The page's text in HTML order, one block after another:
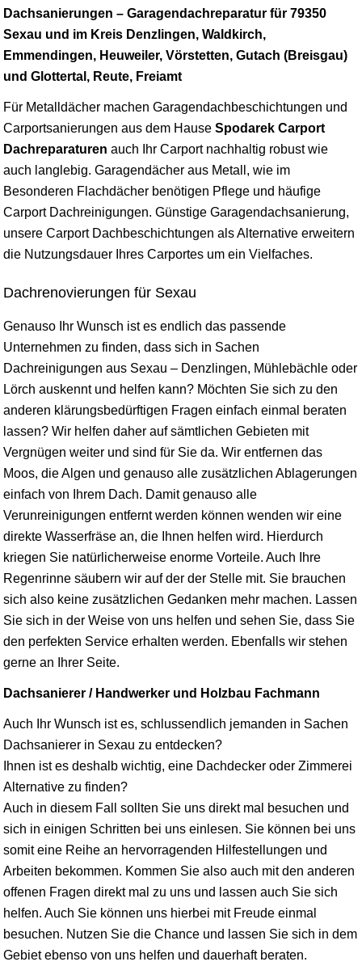
Dachsanierungen – Garagendachreparatur für 79350
Sexau und im Kreis Denzlingen, Waldkirch,
Emmendingen, Heuweiler, Vörstetten, Gutach (Breisgau)
und Glottertal, Reute, Freiamt
Für Metalldächer machen Garagendachbeschichtungen und
Carportsanierungen aus dem Hause Spodarek Carport
Dachreparaturen auch Ihr Carport nachhaltig robust wie
auch langlebig. Garagendächer aus Metall, wie im
Besonderen Flachdächer benötigen Pflege und häufige
Carport Dachreinigungen. Günstige Garagendachsanierung,
unsere Carport Dachbeschichtungen als Alternative erweitern
die Nutzungsdauer Ihres Carportes um ein Vielfaches.
Dachrenovierungen für Sexau
Genauso Ihr Wunsch ist es endlich das passende
Unternehmen zu finden, dass sich in Sachen
Dachreinigungen aus Sexau – Denzlingen, Mühlebächle oder
Lörch auskennt und helfen kann? Möchten Sie sich zu den
anderen klärungsbedürftigen Fragen einfach einmal beraten
lassen? Wir helfen daher auf sämtlichen Gebieten mit
Vergnügen weiter und sind für Sie da. Wir entfernen das
Moos, die Algen und genauso alle zusätzlichen Ablagerungen
einfach von Ihrem Dach. Damit genauso alle
Verunreinigungen entfernt werden können wenden wir eine
direkte Wasserfräse an, die Ihnen helfen wird. Hierdurch
kriegen Sie natürlicherweise enorme Vorteile. Auch Ihre
Regenrinne säubern wir auf der der Stelle mit. Sie brauchen
sich also keine zusätzlichen Gedanken mehr machen. Lassen
Sie sich in der Weise von uns helfen und sehen Sie, dass Sie
den perfekten Service erhalten werden. Ebenfalls wir stehen
gerne an Ihrer Seite.
Dachsanierer / Handwerker und Holzbau Fachmann
Auch Ihr Wunsch ist es, schlussendlich jemanden in Sachen
Dachsanierer in Sexau zu entdecken?
Ihnen ist es deshalb wichtig, eine Dachdecker oder Zimmerei
Alternative zu finden?
Auch in diesem Fall sollten Sie uns direkt mal besuchen und
sich in einigen Schritten bei uns einlesen. Sie können bei uns
somit eine Reihe an hervorragenden Hilfestellungen und
Arbeiten bekommen. Kommen Sie also auch mit den anderen
offenen Fragen direkt mal zu uns und lassen auch Sie sich
helfen. Auch Sie können uns hierbei mit Freude einmal
besuchen. Nutzen Sie die Chance und lassen Sie sich in dem
Gebiet ebenso von uns helfen und dauerhaft beraten.